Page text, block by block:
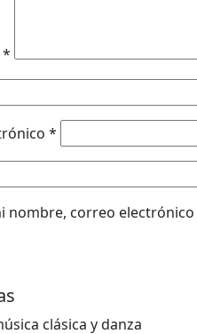
*
*
nombre, correo
clásica y danza